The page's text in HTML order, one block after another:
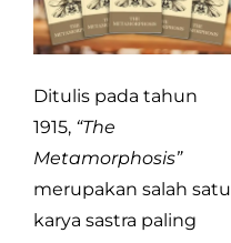
Ditulis pada tahun
1915, “The
Metamorphosis”
merupakan salah satu
karya sastra paling